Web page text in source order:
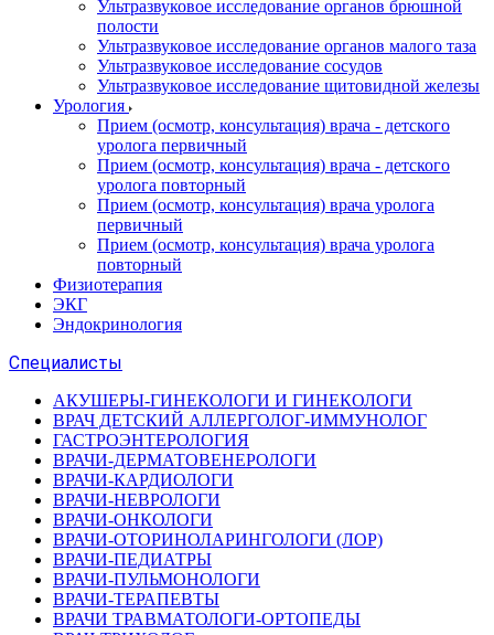
Ультразвуковое исследование органов брюшной
полости
Ультразвуковое исследование органов малого таза
Ультразвуковое исследование сосудов
Ультразвуковое исследование щитовидной железы
Урология
Прием (осмотр, консультация) врача - детского
уролога первичный
Прием (осмотр, консультация) врача - детского
уролога повторный
Прием (осмотр, консультация) врача уролога
первичный
Прием (осмотр, консультация) врача уролога
повторный
Физиотерапия
ЭКГ
Эндокринология
Специалисты
АКУШЕРЫ-ГИНЕКОЛОГИ И ГИНЕКОЛОГИ
ВРАЧ ДЕТСКИЙ АЛЛЕРГОЛОГ-ИММУНОЛОГ
ГАСТРОЭНТЕРОЛОГИЯ
ВРАЧИ-ДЕРМАТОВЕНЕРОЛОГИ
ВРАЧИ-КАРДИОЛОГИ
ВРАЧИ-НЕВРОЛОГИ
ВРАЧИ-ОНКОЛОГИ
ВРАЧИ-ОТОРИНОЛАРИНГОЛОГИ (ЛОР)
ВРАЧИ-ПЕДИАТРЫ
ВРАЧИ-ПУЛЬМОНОЛОГИ
ВРАЧИ-ТЕРАПЕВТЫ
ВРАЧИ ТРАВМАТОЛОГИ-ОРТОПЕДЫ